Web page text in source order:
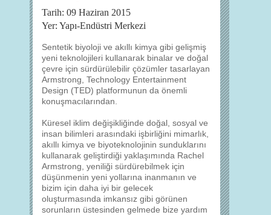
Tarih: 09 Haziran 2015
Yer: Yapı-Endüstri Merkezi
Sentetik biyoloji ve akıllı kimya gibi gelişmiş
yeni teknolojileri kullanarak binalar ve doğal
çevre için sürdürülebilir çözümler tasarlayan
Armstrong, Technology Entertainment
Design (TED) platformunun da önemli
konuşmacılarından.
Küresel iklim değişikliğinde doğal, sosyal ve
insan bilimleri arasındaki işbirliğini mimarlık,
akıllı kimya ve biyoteknolojinin sunduklarını
kullanarak geliştirdiği yaklaşımında Rachel
Armstrong, yeniliği sürdürebilmek için
düşünmenin yeni yollarına inanmanın ve
bizim için daha iyi bir gelecek
oluşturmasında imkansız gibi görünen
sorunların üstesinden gelmede bize yardım